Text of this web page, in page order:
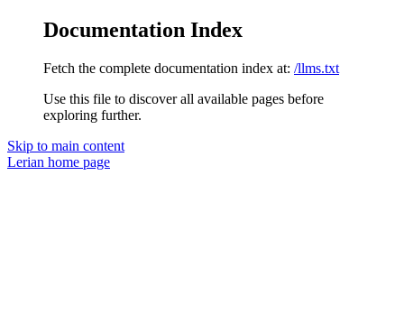
Documentation Index
Fetch the complete documentation index at: /llms.txt
Use this file to discover all available pages before
exploring further.
Skip to main content
Lerian home page